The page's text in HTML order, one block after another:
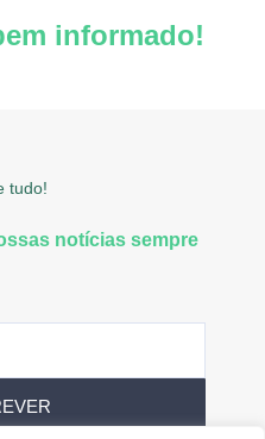
informado!
tudo!
notícias sempre